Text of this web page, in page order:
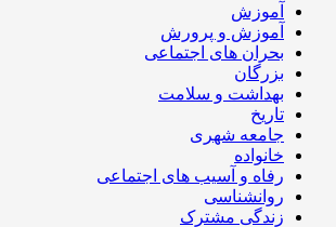
آموزش
آموزش و پرورش
بحران های اجتماعی
بزرگان
بهداشت و سلامت
تاریخ
جامعه شهری
خانواده
رفاه و آسیب های اجتماعی
روانشناسی
زندگی مشترک